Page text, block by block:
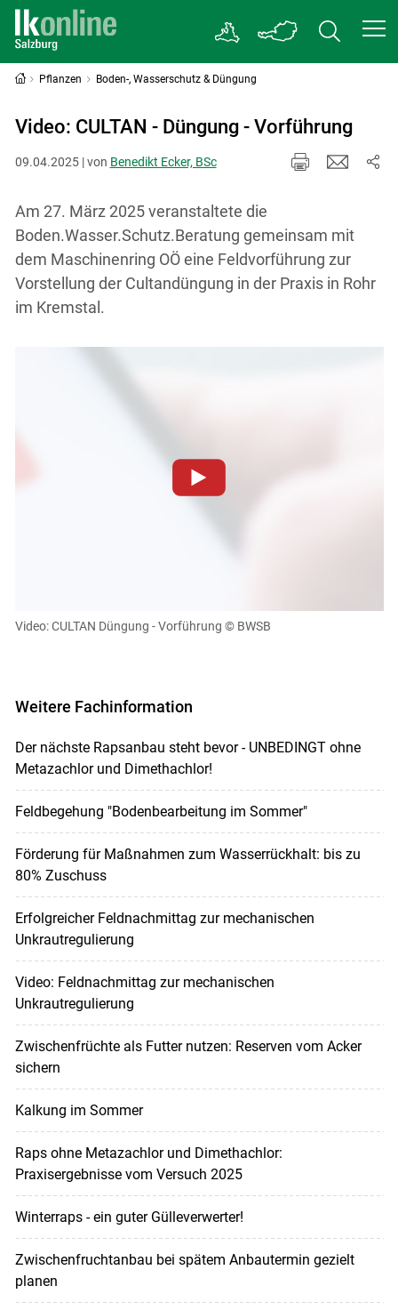
Skip to main content
Pflanzen Boden-, Wasserschutz & Düngung
Video: CULTAN - Düngung - Vorführung
09.04.2025 | von Benedikt Ecker, BSc
Am 27. März 2025 veranstaltete die
Boden.Wasser.Schutz.Beratung gemeinsam mit
dem Maschinenring OÖ eine Feldvorführung zur
Vorstellung der Cultandüngung in der Praxis in Rohr
im Kremstal.
einsehen und korrigieren
Video: CULTAN Düngung - Vorführung © BWSB
Weitere Fachinformation
Der nächste Rapsanbau steht bevor - UNBEDINGT ohne
Metazachlor und Dimethachlor!
Feldbegehung "Bodenbearbeitung im Sommer"
Förderung für Maßnahmen zum Wasserrückhalt: bis zu
80% Zuschuss
Erfolgreicher Feldnachmittag zur mechanischen
Unkrautregulierung
Video: Feldnachmittag zur mechanischen
Unkrautregulierung
Zwischenfrüchte als Futter nutzen: Reserven vom Acker
sichern
Kalkung im Sommer
Raps ohne Metazachlor und Dimethachlor:
Praxisergebnisse vom Versuch 2025
Winterraps - ein guter Gülleverwerter!
Zwischenfruchtanbau bei spätem Anbautermin gezielt
planen